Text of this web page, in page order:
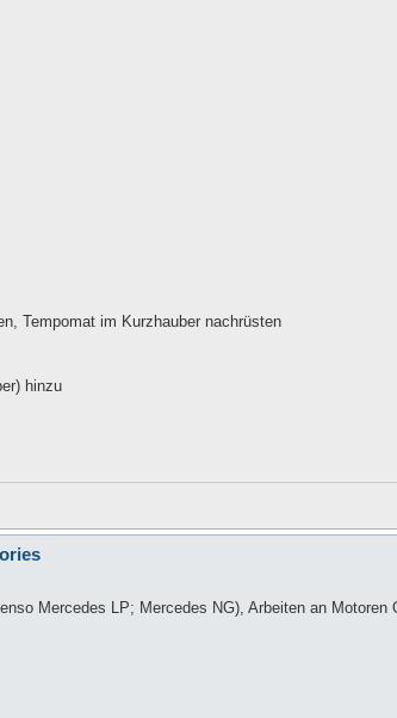
Tempomat im Kurzhauber nachrüsten
hinzu
Mercedes LP; Mercedes NG), Arbeiten an Motoren